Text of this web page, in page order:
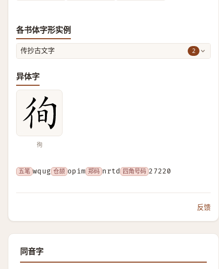
各书体字形实例
传抄古文字 2
异体字
徇
五笔 wqug 仓颉 opim 郑码 nrtd 四角号码 27220
反馈
同音字